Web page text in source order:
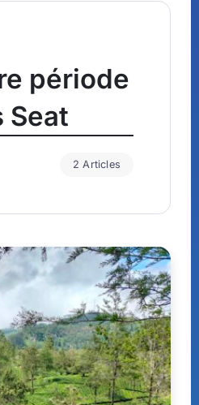
période
Seat
2 Articles